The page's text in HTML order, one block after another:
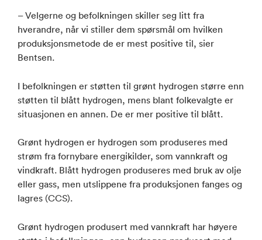
– Velgerne og befolkningen skiller seg litt fra
hverandre, når vi stiller dem spørsmål om hvilken
produksjonsmetode de er mest positive til, sier
Bentsen.
I befolkningen er støtten til grønt hydrogen større enn
støtten til blått hydrogen, mens blant folkevalgte er
situasjonen en annen. De er mer positive til blått.
Grønt hydrogen er hydrogen som produseres med
strøm fra fornybare energikilder, som vannkraft og
vindkraft. Blått hydrogen produseres med bruk av olje
eller gass, men utslippene fra produksjonen fanges og
lagres (CCS).
Grønt hydrogen produsert med vannkraft har høyere